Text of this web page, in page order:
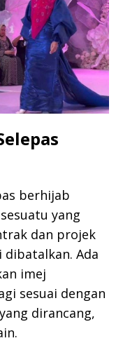
berhijab
yang
dan projek
Ada
imej
sesuai dengan
dirancang,